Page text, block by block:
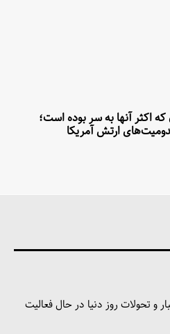
که اکثر آنها به سر بوده است؛
ارتش آمریکا
و تحولات روز دنیا در حال فعالیت